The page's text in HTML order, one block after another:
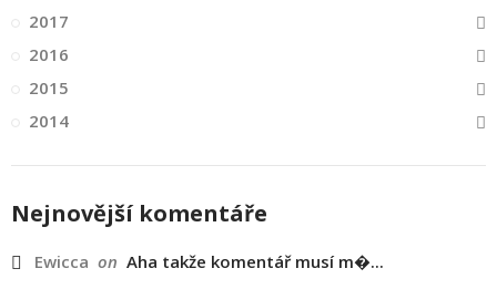
2017
2016
2015
2014
Nejnovější komentáře
Ewicca on Aha takže komentář musí m�...